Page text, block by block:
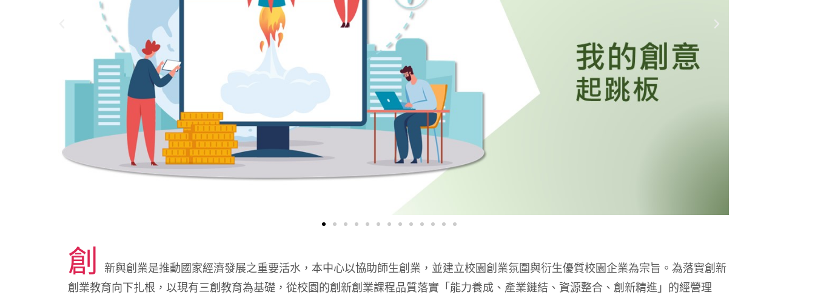
創 新與創業是推動國家經濟發展之重要活水，本中心以協助師生創業，並建立校園創業氛圍與衍生優質校園企業為宗旨。為落實創新
創業教育向下扎根，以現有三創教育為基礎，從校園的創新創業課程品質落實「能力養成、產業鏈結、資源整合、創新精進」的經營理